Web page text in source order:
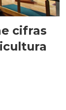
cifras